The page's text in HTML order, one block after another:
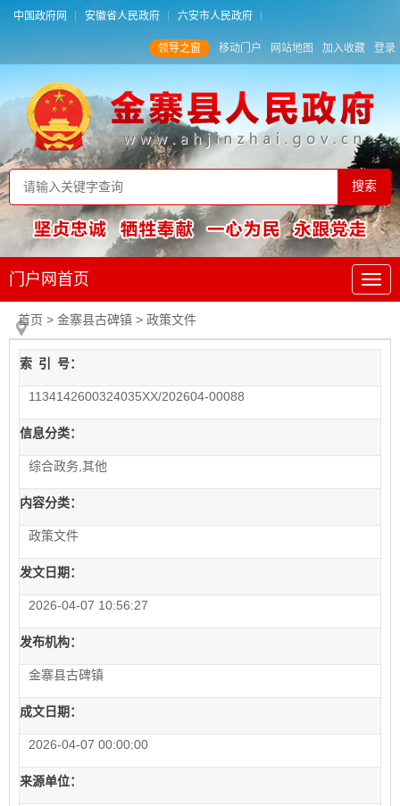
中国政府网 安徽省人民政府 六安市人民政府
领导之窗 移动门户 网站地图 加入收藏 登录
门户网首页
首页 > 金寨县古碑镇 > 政策文件
索 引 号：
1134142600324035XX/202604-00088
信息分类：
综合政务,其他
内容分类：
政策文件
发文日期：
2026-04-07 10:56:27
发布机构：
金寨县古碑镇
成文日期：
2026-04-07 00:00:00
来源单位：